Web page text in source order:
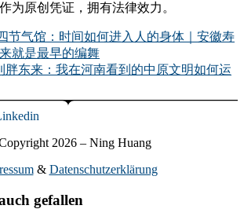
为原创凭证，拥有法律效力。
节气馆：时间如何进入人的身体｜安徽寿
就是最早的编舞
胖东来：我在河南看到的中原文明如何运
2026 – Ning Huang
& Datenschutzerklärung
gefallen